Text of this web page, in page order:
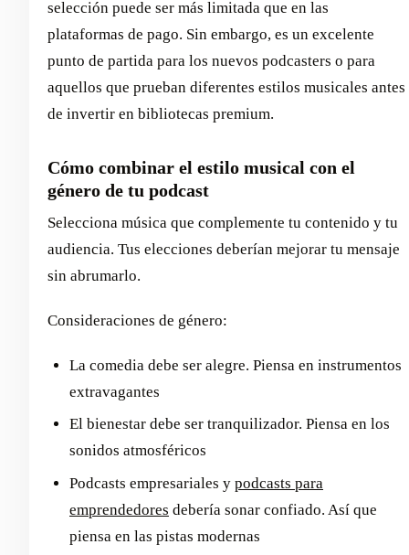
selección puede ser más limitada que en las
plataformas de pago. Sin embargo, es un excelente
punto de partida para los nuevos podcasters o para
aquellos que prueban diferentes estilos musicales antes
de invertir en bibliotecas premium.
Cómo combinar el estilo musical con el
género de tu podcast
Selecciona música que complemente tu contenido y tu
audiencia. Tus elecciones deberían mejorar tu mensaje
sin abrumarlo.
Consideraciones de género:
La comedia debe ser alegre. Piensa en instrumentos
extravagantes
El bienestar debe ser tranquilizador. Piensa en los
sonidos atmosféricos
Podcasts empresariales y podcasts para
emprendedores debería sonar confiado. Así que
piensa en las pistas modernas